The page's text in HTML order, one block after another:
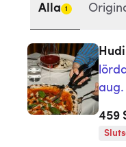
Alla 1
aug.
459